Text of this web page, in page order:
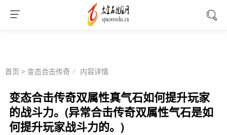
首页 > 变态合击传奇 内容详情
变态合击传奇双属性真气石如何提升玩家
的战斗力。(异常合击传奇双属性气石是如
何提升玩家战斗力的。)